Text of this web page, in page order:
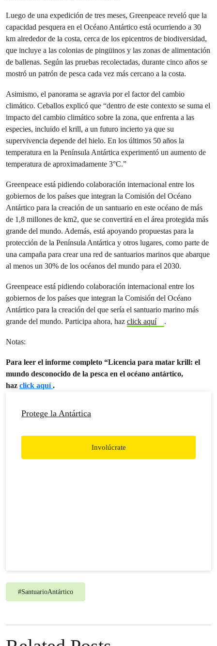
Luego de una expedición de tres meses, Greenpeace reveló que la
capacidad pesquera en el Océano Antártico está ocurriendo a 30
km alrededor de la costa, cerca de los epicentros de biodiversidad,
que incluye a las colonias de pingüinos y las zonas de alimentación
de ballenas. Según las pruebas recolectadas, durante cinco años se
mostró un patrón de pesca cada vez más cercano a la costa.
Asimismo, el panorama se agravia por el factor del cambio
climático. Ceballos explicó que “dentro de este contexto se suma el
impacto del cambio climático sobre la zona, que enfrenta a las
especies, incluido el krill, a un futuro incierto ya que su
supervivencia depende del hielo. En los últimos 50 años la
temperatura en la Península Antártica experimentó un aumento de
temperatura de aproximadamente 3°C.”
Greenpeace está pidiendo colaboración internacional entre los
gobiernos de los países que integran la Comisión del Océano
Antártico para la creación de un santuario en este océano de más
de 1,8 millones de km2, que se convertirá en el área protegida más
grande del mundo. Además, está apoyando propuestas para la
protección de la Península Antártica y otros lugares, como parte de
una campaña para crear una red de santuarios marinos que abarque
al menos un 30% de los océanos del mundo para el 2030.
Greenpeace está pidiendo colaboración internacional entre los
gobiernos de los países que integran la Comisión del Océano
Antártico para la creación del que sería el santuario marino más
grande del mundo. Participa ahora, haz click aquí .
Notas:
Para leer el informe completo “Licencia para matar krill: el
mundo desconocido de la pesca en el océano antártico,
haz click aquí.
Protege la Antártica
Involúcrate
#SantuarioAntártico